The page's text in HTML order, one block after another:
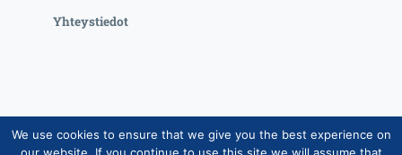
Yhteystiedot
Copyright © Suomen Rotarypalvelu ry 2026 |
We use cookies to ensure that we give you the best experience on